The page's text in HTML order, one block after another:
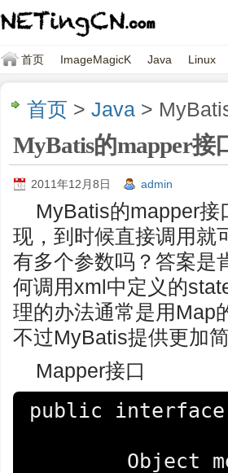
首页 ImageMagicK Java Linux
首页 > Java >
MyBatis的mapper接
2011年12月8日 admin
MyBatis的mapper接
现，到时候直接调用就
有多个参数吗？答案是
何调用xml中定义的
理的办法通常是用Map
不过MyBatis提供更加
Mapper接口
public interface